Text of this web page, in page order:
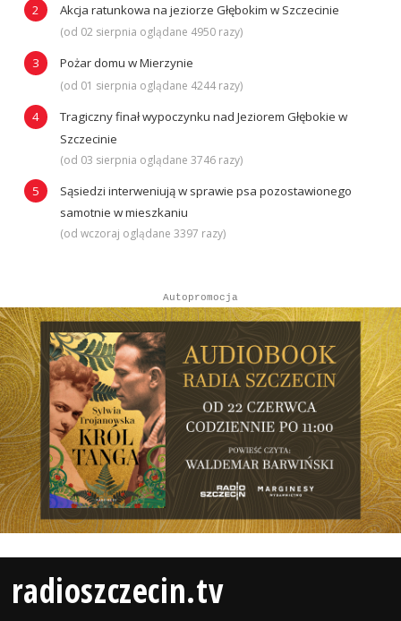
Akcja ratunkowa na jeziorze Głębokim w Szczecinie
(od 02 sierpnia oglądane 4950 razy)
Pożar domu w Mierzynie
(od 01 sierpnia oglądane 4244 razy)
Tragiczny finał wypoczynku nad Jeziorem Głębokie w
Szczecinie
(od 03 sierpnia oglądane 3746 razy)
Sąsiedzi interweniują w sprawie psa pozostawionego
samotnie w mieszkaniu
(od wczoraj oglądane 3397 razy)
Autopromocja
radioszczecin.tv